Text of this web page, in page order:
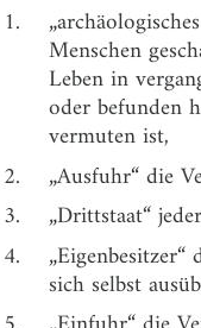
1.
Menschen
Leben in
oder befunden
vermuten ist,
2.
„Ausfuhr“ die
3.
„Drittstaat“
4.
sich selbst